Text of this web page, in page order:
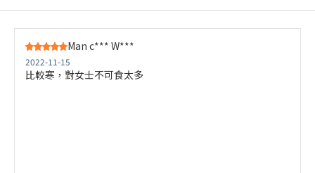
Man c*** W***
2022-11-15
比較寒，對女士不可食太多